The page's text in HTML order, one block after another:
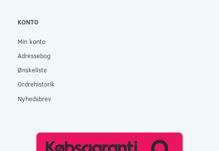
KONTO
Min konto
Adressebog
Ønskeliste
Ordrehistorik
Nyhedsbrev